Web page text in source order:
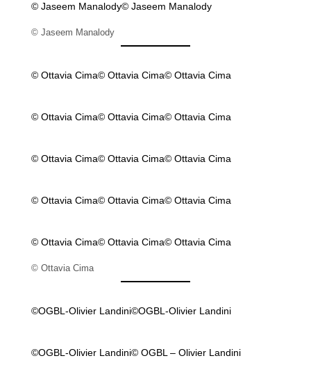
© Jaseem Manalody© Jaseem Manalody
© Jaseem Manalody
© Ottavia Cima© Ottavia Cima© Ottavia Cima
© Ottavia Cima© Ottavia Cima© Ottavia Cima
© Ottavia Cima© Ottavia Cima© Ottavia Cima
© Ottavia Cima© Ottavia Cima© Ottavia Cima
© Ottavia Cima© Ottavia Cima© Ottavia Cima
© Ottavia Cima
©OGBL-Olivier Landini©OGBL-Olivier Landini
©OGBL-Olivier Landini© OGBL – Olivier Landini